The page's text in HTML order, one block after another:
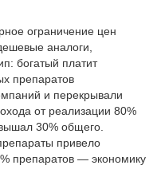
ограничение цен
аналоги,
богатый платит
препаратов
и перекрывали
от реализации 80%
30% общего.
привело
препаратов — экономику